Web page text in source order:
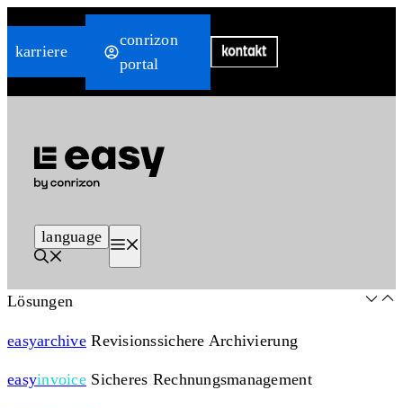
Inhalt
karriere
conrizon
portal
language
Lösungen
easyarchive Revisionssichere Archivierung
easyinvoice Sicheres Rechnungsmanagement